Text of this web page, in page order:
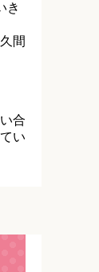
き
間
合
い